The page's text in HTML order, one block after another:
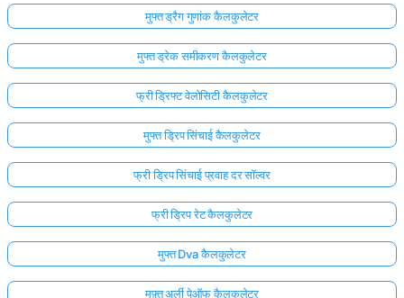
करें!
मुफ्त ड्रैग गुणांक कैलकुलेटर
मुफ्त ड्रेक समीकरण कैलकुलेटर
फ्री ड्रिफ्ट वेलोसिटी कैलकुलेटर
मुफ्त ड्रिप सिंचाई कैलकुलेटर
फ्री ड्रिप सिंचाई प्रवाह दर सॉल्वर
फ्री ड्रिप रेट कैलकुलेटर
मुफ्त Dva कैलकुलेटर
मुफ़्त अर्ली पेऑफ कैलकुलेटर